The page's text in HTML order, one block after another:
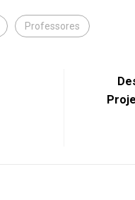
Professores